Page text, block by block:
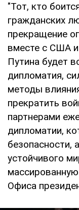
"Тот, кто
гражданских
прекращение
вместе с США
Путина будет
дипломатия,
методы
прекратить
партнерами
дипломатии,
безопасности,
устойчивого
Офиса